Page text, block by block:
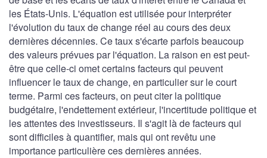
les États-Unis. L'équation est utilisée pour interpréter
l'évolution du taux de change réel au cours des deux
dernières décennies. Ce taux s'écarte parfois beaucoup
des valeurs prévues par l'équation. La raison en est peut-
être que celle-ci omet certains facteurs qui peuvent
influencer le taux de change, en particulier sur le court
terme. Parmi ces facteurs, on peut citer la politique
budgétaire, l'endettement extérieur, l'incertitude politique et
les attentes des investisseurs. Il s'agit là de facteurs qui
sont difficiles à quantifier, mais qui ont revêtu une
importance particulière ces dernières années.